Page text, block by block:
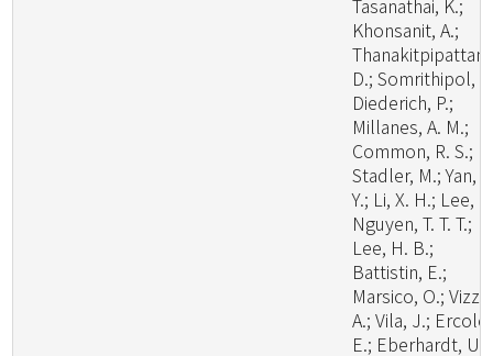
Tasanathai, K.;
Khonsanit, A.;
D.; Somrithipol,
Diederich, P.;
Millanes, A. M.;
Common, R. S.;
Stadler, M.; Yan,
Y.; Li, X. H.; Lee,
Nguyen, T. T. T.;
Lee, H. B.;
Battistin, E.;
Marsico, O.;
A.; Vila, J.; Ercole,
E.; Eberhardt, U.;